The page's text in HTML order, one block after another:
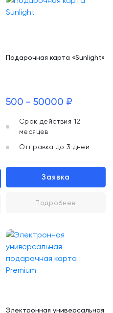
Подарочная карта «Sunlight»
500 - 50000 ₽
Срок действия 12
месяцев
Отправка до 3 дней
Заявка
Подробнее
Электронная универсальная